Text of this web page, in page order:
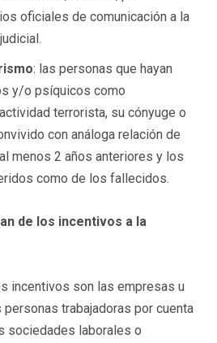
oficiales de comunicación a la
: las personas que hayan
y/o psíquicos como
terrorista, su cónyuge o
con análoga relación de
menos 2 años anteriores y los
como de los fallecidos.
de los incentivos a la
incentivos son las empresas u
trabajadoras por cuenta
sociedades laborales o